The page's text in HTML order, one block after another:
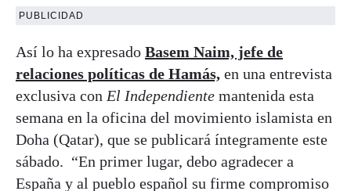
PUBLICIDAD
Así lo ha expresado Basem Naim, jefe de
relaciones políticas de Hamás, en una entrevista
exclusiva con El Independiente mantenida esta
semana en la oficina del movimiento islamista en
Doha (Qatar), que se publicará íntegramente este
sábado. “En primer lugar, debo agradecer a
España y al pueblo español su firme compromiso